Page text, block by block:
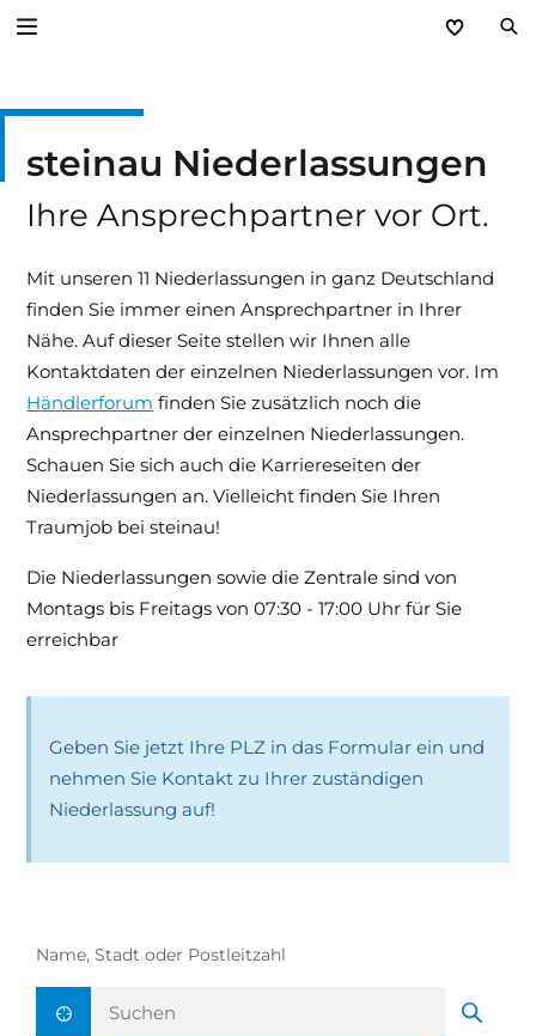
Unternehmen
Leitbild
Kundennutzen
Niederlassungen
Kontakt
Karriere
steinau Niederlassungen
Ihre Ansprechpartner vor Ort.
Mit unseren 11 Niederlassungen in ganz Deutschland
finden Sie immer einen Ansprechpartner in Ihrer
Nähe. Auf dieser Seite stellen wir Ihnen alle
Kontaktdaten der einzelnen Niederlassungen vor. Im
Händlerforum finden Sie zusätzlich noch die
Ansprechpartner der einzelnen Niederlassungen.
Schauen Sie sich auch die Karriereseiten der
Niederlassungen an. Vielleicht finden Sie Ihren
Traumjob bei steinau!
Die Niederlassungen sowie die Zentrale sind von
Montags bis Freitags von 07:30 - 17:00 Uhr für Sie
erreichbar
Geben Sie jetzt Ihre PLZ in das Formular ein und
nehmen Sie Kontakt zu Ihrer zuständigen
Niederlassung auf!
Name, Stadt oder Postleitzahl
Aktuelle Position ermitteln